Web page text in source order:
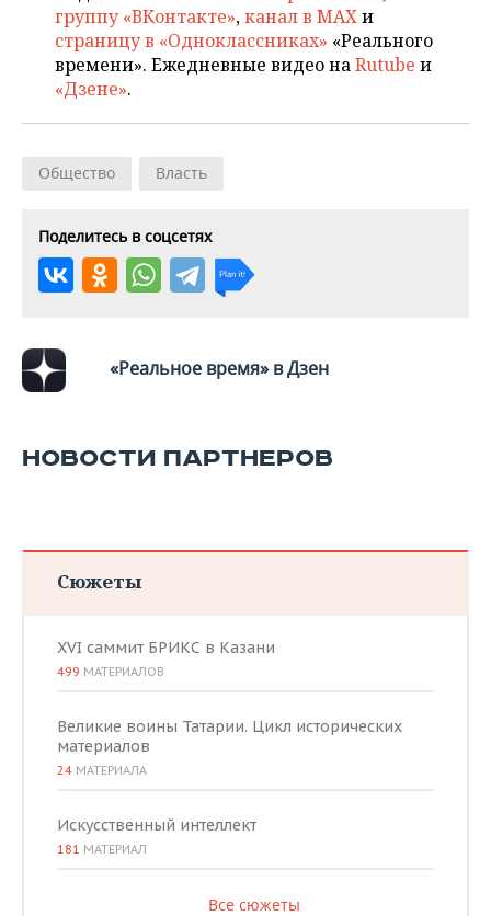
ХОККЕЙ С МЯЧОМ
ПРОИСШЕСТВИЯ
группу «ВКонтакте»,канал в MAXи
страницу в «Одноклассниках» «Реального
времени». Ежедневные видео наRutube и
«Дзене».
Общество Власть
Поделитесь в соцсетях
«Реальное время» в Дзен
НОВОСТИ ПАРТНЕРОВ
Сюжеты
XVI саммит БРИКС в Казани
499 МАТЕРИАЛОВ
Великие воины Татарии. Цикл исторических
материалов
24 МАТЕРИАЛА
Искусственный интеллект
181 МАТЕРИАЛ
Все сюжеты